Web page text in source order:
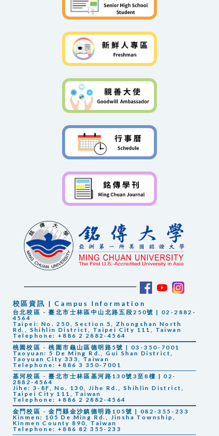
校區資訊 | Campus Information
台北校區 - 臺北市士林區中山北路五段250號 | 02-2882-
4564
Taipei: No. 250, Section 5, Zhongshan North
Rd., Shihlin District, Taipei City 111, Taiwan
Telephone: +886 2 2882-4564
桃園校區 - 桃園市龜山區德明路5號 | 03-350-7001
Taoyuan: 5 De Ming Rd., Gui Shan District,
Taoyuan City 333, Taiwan
Telephone: +886 3 350-7001
基河校區 - 臺北市士林區基河路130號3至8樓 | 02-
2882-4564
Jihe: 3-8F, No. 130, Jihe Rd., Shihlin District,
Taipei City 111, Taiwan
Telephone: +886 2 2882-4564
金門校區 - 金門縣金沙鎮德明路105號 | 082-355-233
Kinmen: 105 De Ming Rd., Jinsha Township,
Kinmen County 890, Taiwan
Telephone: +886 82 355-233